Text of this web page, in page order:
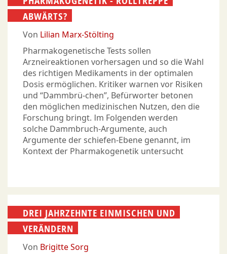
ABWÄRTS?
Von Lilian Marx-Stölting
Pharmakogenetische Tests sollen
Arzneireaktionen vorhersagen und so die Wahl
des richtigen Medikaments in der optimalen
Dosis ermöglichen. Kritiker warnen vor Risiken
und “Dammbrü-chen”, Befürworter betonen
den möglichen medizinischen Nutzen, den die
Forschung bringt. Im Folgenden werden
solche Dammbruch-Argumente, auch
Argumente der schiefen-Ebene genannt, im
Kontext der Pharmakogenetik untersucht
DREI JAHRZEHNTE EINMISCHEN UND
VERÄNDERN
Von Brigitte Sorg